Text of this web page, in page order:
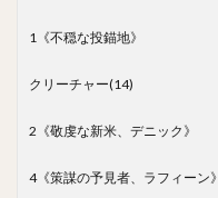
1《不穏な投錨地》
クリーチャー(14)
2《敬虔な新米、デニック》
4《策謀の予見者、ラフィーン》